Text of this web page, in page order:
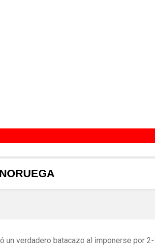
un verdadero batacazo al imponerse por